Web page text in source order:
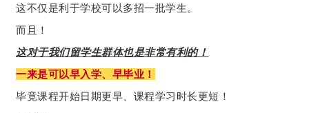
这不仅是利于学校可以多招一批学生。
而且！
这对于我们留学生群体也是非常有利的！
一来是可以早入学、早毕业！
毕竟课程开始日期更早、课程学习时长更短！